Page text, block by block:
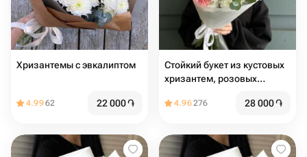
Хризантемы с эвкалиптом
4.9962 22 000֏
Стойкий букет из кустовых
хризантем, розовых
4.96276 28 000֏